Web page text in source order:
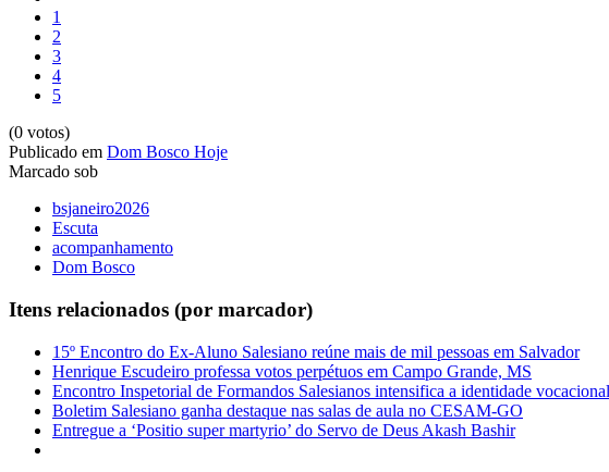
1
2
3
4
5
(0 votos)
Publicado em Dom Bosco Hoje
Marcado sob
bsjaneiro2026
Escuta
acompanhamento
Dom Bosco
Itens relacionados (por marcador)
15º Encontro do Ex-Aluno Salesiano reúne mais de mil pessoas em Salvador
Henrique Escudeiro professa votos perpétuos em Campo Grande, MS
Encontro Inspetorial de Formandos Salesianos intensifica a identidade vocacional
Boletim Salesiano ganha destaque nas salas de aula no CESAM-GO
Entregue a ‘Positio super martyrio’ do Servo de Deus Akash Bashir